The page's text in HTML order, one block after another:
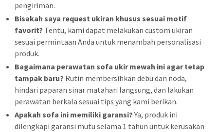
pengiriman.
Bisakah saya request ukiran khusus sesuai motif
favorit? Tentu, kami dapat melakukan custom ukiran
sesuai permintaan Anda untuk menambah personalisasi
produk.
Bagaimana perawatan sofa ukir mewah ini agar tetap
tampak baru? Rutin membersihkan debu dan noda,
hindari paparan sinar matahari langsung, dan lakukan
perawatan berkala sesuai tips yang kami berikan.
Apakah sofa ini memiliki garansi?Ya, produk ini
dilengkapi garansi mutu selama 1 tahun untuk kerusakan